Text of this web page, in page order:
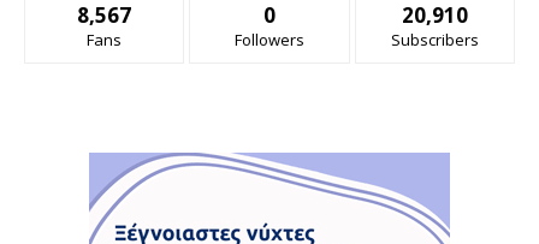
8,567
Fans
0
Followers
20,910
Subscribers